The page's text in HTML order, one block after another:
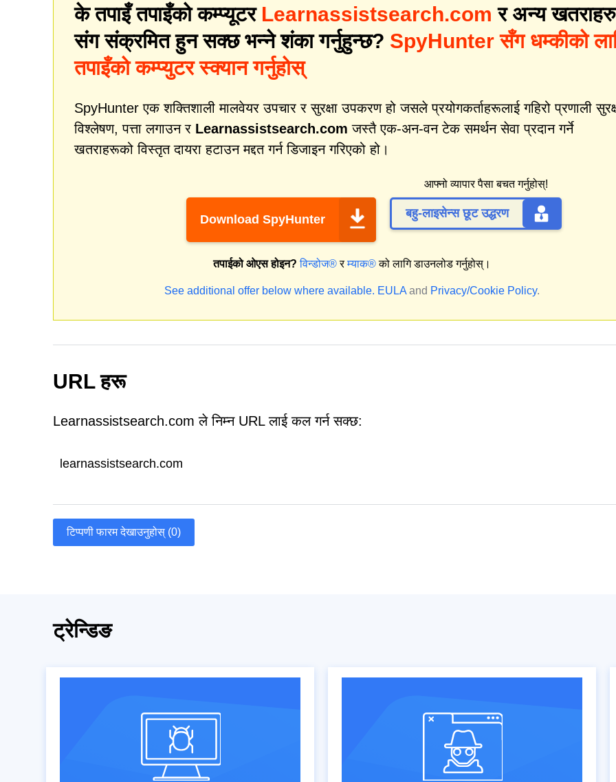
के तपाइँ तपाइँको कम्प्यूटर Learnassistsearch.com र अन्य खतराहरु
संग संक्रमित हुन सक्छ भन्ने शंका गर्नुहुन्छ? SpyHunter सँग धम्कीको
तपाइँको कम्प्युटर स्क्यान गर्नुहोस्
SpyHunter एक शक्तिशाली मालवेयर उपचार र सुरक्षा उपकरण हो जसले प्रयोगकर्ताहरूलाई गहिरो प्रणाली
विश्लेषण, पत्ता लगाउन र Learnassistsearch.com जस्तै एक-अन-वन टेक समर्थन सेवा प्रदान गर्ने
खतराहरूको विस्तृत दायरा हटाउन मद्दत गर्न डिजाइन गरिएको हो।
Download SpyHunter
आफ्नो व्यापार पैसा बचत गर्नुहोस्!
बहु-लाइसेन्स छूट उद्धरण
तपाईको ओएस होइन? विन्डोज®रम्याक®को लागि डाउनलोड गर्नुहोस्।
See additional offer below where available. EULA and Privacy/Cookie Policy.
URL हरू
Learnassistsearch.com ले निम्न URL लाई कल गर्न सक्छ:
learnassistsearch.com
टिप्पणी फारम देखाउनुहोस् (0)
ट्रेन्डिङ